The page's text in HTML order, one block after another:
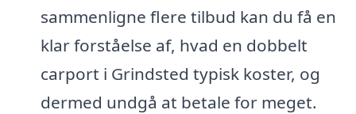
sammenligne flere tilbud kan du få en
klar forståelse af, hvad en dobbelt
carport i Grindsted typisk koster, og
dermed undgå at betale for meget.